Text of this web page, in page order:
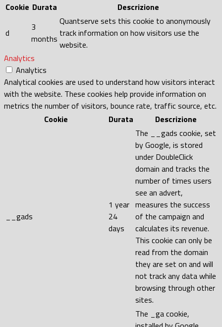
Cookie Durata Descrizione
d
3
months
Quantserve sets this cookie to anonymously
track information on how visitors use the
website.
Analytics
Analytics
Analytical cookies are used to understand how visitors interact
with the website. These cookies help provide information on
metrics the number of visitors, bounce rate, traffic source, etc.
Cookie
Durata Descrizione
__gads
1 year
24
days
The __gads cookie, set
by Google, is stored
under DoubleClick
domain and tracks the
number of times users
see an advert,
measures the success
of the campaign and
calculates its revenue.
This cookie can only be
read from the domain
they are set on and will
not track any data while
browsing through other
sites.
The _ga cookie,